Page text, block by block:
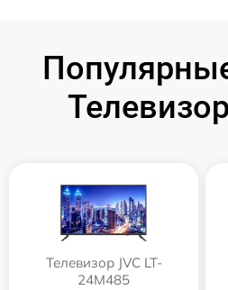
Телевизор JVC LT-
24M485